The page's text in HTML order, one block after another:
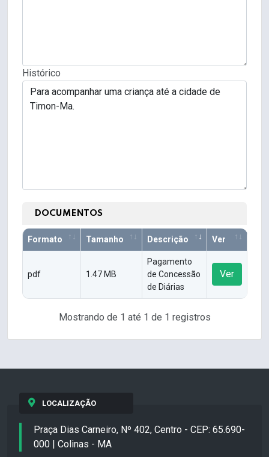
Histórico
DOCUMENTOS
Formato Tamanho Descrição Ver
pdf 1.47 MB
Pagamento
de Concessão
de Diárias
Ver
Mostrando de 1 até 1 de 1 registros
LOCALIZAÇÃO
Praça Dias Carneiro, Nº 402, Centro - CEP: 65.690-
000 | Colinas - MA